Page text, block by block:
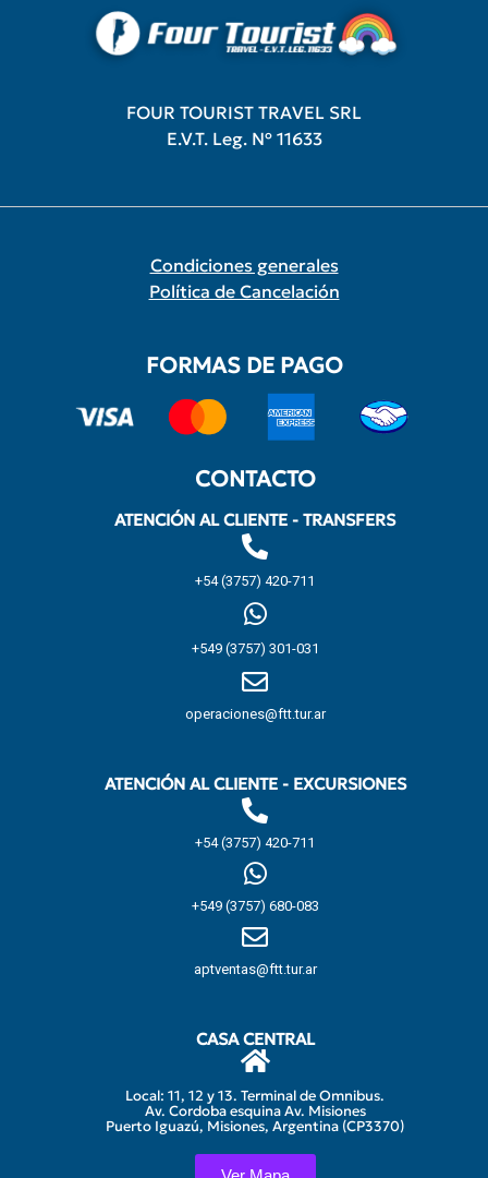
FOUR TOURIST TRAVEL SRL
E.V.T. Leg. Nº 11633
Condiciones generales
Política de Cancelación
FORMAS DE PAGO
CONTACTO
ATENCIÓN AL CLIENTE - TRANSFERS
+54 (3757) 420-711
+549 (3757) 301-031
operaciones@ftt.tur.ar
ATENCIÓN AL CLIENTE - EXCURSIONES
+54 (3757) 420-711
+549 (3757) 680-083
aptventas@ftt.tur.ar
CASA CENTRAL
Local: 11, 12 y 13. Terminal de Omnibus.
Av. Cordoba esquina Av. Misiones
Puerto Iguazú, Misiones, Argentina (CP3370)